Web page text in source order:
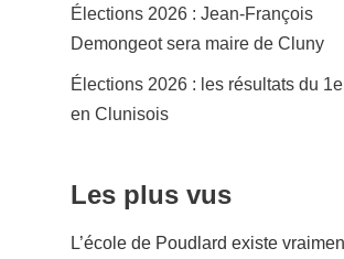
Élections 2026 : Jean-François
Demongeot sera maire de Cluny
Élections 2026 : les résultats du
en Clunisois
Les plus vus
L’école de Poudlard existe